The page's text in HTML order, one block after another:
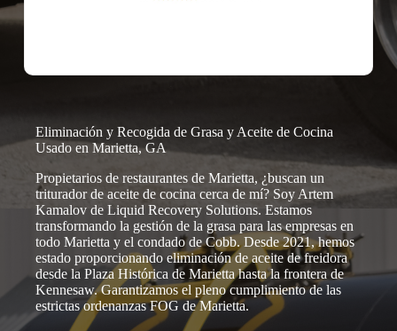
Eliminación y Recogida de Grasa y Aceite de Cocina
Usado en Marietta, GA
Propietarios de restaurantes de Marietta, ¿buscan un
triturador de aceite de cocina cerca de mí? Soy Artem
Kamalov de Liquid Recovery Solutions. Estamos
transformando la gestión de la grasa para las empresas en
todo Marietta y el condado de Cobb. Desde 2021, hemos
estado proporcionando eliminación de aceite de freidora
desde la Plaza Histórica de Marietta hasta la frontera de
Kennesaw. Garantizamos el pleno cumplimiento de las
estrictas ordenanzas FOG de Marietta.